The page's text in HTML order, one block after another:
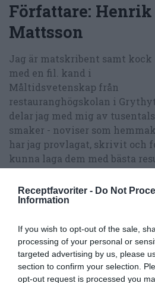
Receptfavoriter - Do Not
Information
If you wish to opt-out of the sale,
processing of your personal or
targeted advertising by us, please
section to confirm your selection.
opt-out request is processed you
Författare: Henrik
Mattsson
Jag är matskribent samt kock
med en fil. kand i
Måltidsvetenskap från
restauranghögskolan i
delar jag med mig av
smaker - noviser som
har jag provlagat, skrivit och
kunna laga dem med bästa
Tillbehör och
RECEPT